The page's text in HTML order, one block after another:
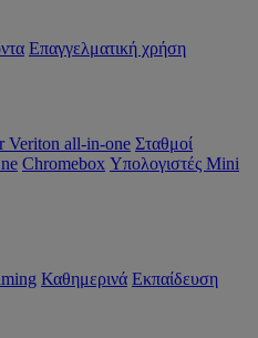
Επαγγελματική χρήση
Veriton all-in-one Σταθμοί
Chromebox Υπολογιστές Mini
Καθημερινά Εκπαίδευση